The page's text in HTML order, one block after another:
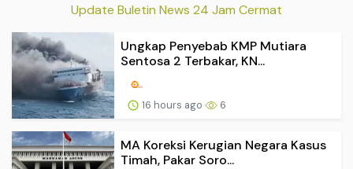
Update Buletin News 24 Jam Cermat
Ungkap Penyebab KMP Mutiara
Sentosa 2 Terbakar, KN...
16 hours ago 6
MA Koreksi Kerugian Negara Kasus
Timah, Pakar Soro...